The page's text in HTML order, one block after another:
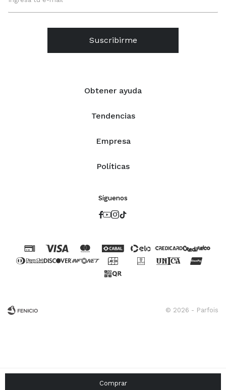
Comprar
Obtener ayuda
Tendencias
Empresa
Políticas
Suscribirme
Síguenos

© 2026 - Parfois